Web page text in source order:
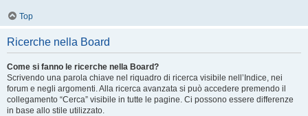
Top
Ricerche nella Board
Come si fanno le ricerche nella Board?
Scrivendo una parola chiave nel riquadro di ricerca visibile nell’Indice, nei
forum e negli argomenti. Alla ricerca avanzata si può accedere premendo il
collegamento “Cerca” visibile in tutte le pagine. Ci possono essere differenze
in base allo stile utilizzato.